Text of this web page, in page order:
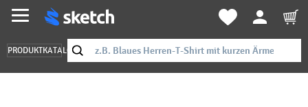
PRODUKTKATALOG